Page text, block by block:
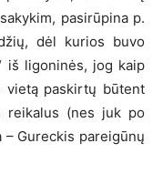
pasirūpina p.
dėl kurios buvo
iš ligoninės, jog kaip
vietą paskirtų būtent
reikalus (nes juk po
– Gureckis pareigūnų